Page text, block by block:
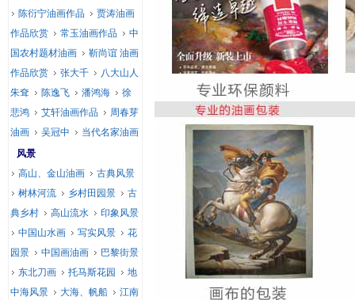
陈衍宁油画作品
贾涛油画
作品欣赏
常玉油画作品
中
国农村题材油画
靳尚谊 油画
作品欣赏
张大千
八大山人
朱耷
陈逸飞 潘鸿海
徐
悲鸿
艾轩油画作品
周春芽
油画
吴冠中
当代名家油画
风景
高山、金山油画
古典风景
树林河流
乡村田园景
古
典乡村
高山流水
印象风景
中国山水画
写实风景
花
园景
中国画油画
巴黎街景
东北刀画
托马斯花园
地
中海风景
大海、帆船
江南